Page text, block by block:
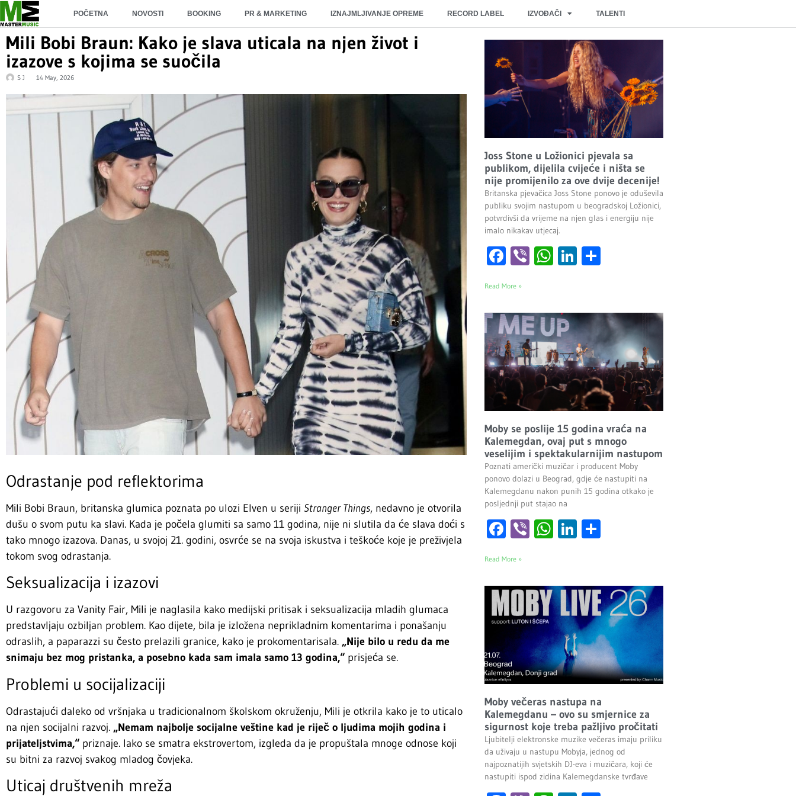
POČETNA NOVOSTI BOOKING PR & MARKETING IZNAJMLJIVANJE OPREME RECORD LABEL IZVOĐAČI TALENTI
Mili Bobi Braun: Kako je slava uticala na njen život i
izazove s kojima se suočila
S J 14 May, 2026
Odrastanje pod reflektorima
Mili Bobi Braun, britanska glumica poznata po ulozi Elven u seriji Stranger Things, nedavno je otvorila
dušu o svom putu ka slavi. Kada je počela glumiti sa samo 11 godina, nije ni slutila da će slava doći s
tako mnogo izazova. Danas, u svojoj 21. godini, osvrće se na svoja iskustva i teškoće koje je preživjela
tokom svog odrastanja.
Seksualizacija i izazovi
U razgovoru za Vanity Fair, Mili je naglasila kako medijski pritisak i seksualizacija mladih glumaca
predstavljaju ozbiljan problem. Kao dijete, bila je izložena neprikladnim komentarima i ponašanju
odraslih, a paparazzi su često prelazili granice, kako je prokomentarisala. „Nije bilo u redu da me
snimaju bez mog pristanka, a posebno kada sam imala samo 13 godina,“ prisjeća se.
Problemi u socijalizaciji
Odrastajući daleko od vršnjaka u tradicionalnom školskom okruženju, Mili je otkrila kako je to uticalo
na njen socijalni razvoj. „Nemam najbolje socijalne veštine kad je riječ o ljudima mojih godina i
prijateljstvima,“ priznaje. Iako se smatra ekstrovertom, izgleda da je propuštala mnoge odnose koji
su bitni za razvoj svakog mladog čovjeka.
Uticaj društvenih mreža
Joss Stone u Ložionici pjevala sa
publikom, dijelila cvijeće i ništa se
nije promijenilo za ove dvije decenije!
Britanska pjevačica Joss Stone ponovo je oduševila
publiku svojim nastupom u beogradskoj Ložionici,
potvrdivši da vrijeme na njen glas i energiju nije
imalo nikakav utjecaj.
Facebook
ViberWhatsApp
LinkedIn
Read More »
Moby se poslije 15 godina vraća na
Kalemegdan, ovaj put s mnogo
veselijim i spektakularnijim nastupom
Poznati američki muzičar i producent Moby
ponovo dolazi u Beograd, gdje će nastupiti na
Kalemegdanu nakon punih 15 godina otkako je
posljednji put stajao na
Facebook
ViberWhatsApp
LinkedIn
Read More »
Moby večeras nastupa na
Kalemegdanu – ovo su smjernice za
sigurnost koje treba pažljivo pročitati
Ljubitelji elektronske muzike večeras imaju priliku
da uživaju u nastupu Mobyja, jednog od
najpoznatijih svjetskih DJ-eva i muzičara, koji će
nastupiti ispod zidina Kalemegdanske tvrđave